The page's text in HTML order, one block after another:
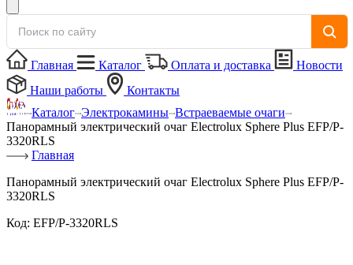
Главная Каталог Оплата и доставка
Новости
Наши работы
Контакты
Каталог Электрокамины Встраеваемые очаги
Панорамный электрический очаг Electrolux Sphere Plus EFP/P-
3320RLS
Главная
Панорамный электрический очаг Electrolux Sphere Plus EFP/P-
3320RLS
Код: EFP/P-3320RLS